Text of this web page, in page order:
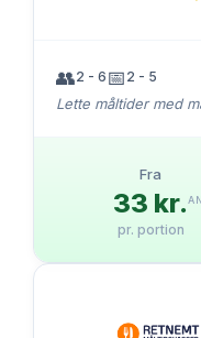
👥2 - 6 📅 2 - 5
Lette måltider med
Fra
33 kr.
pr. portion